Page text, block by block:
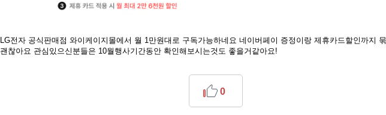
LG전자 공식판매점 와이케이지몰에서 월 1만원대로 구독가능하네요 네이버페이 증정이랑 제휴카드할인까지
괜찮아요 관심있으신분들은 10월행사기간동안 확인해보시는것도 좋을거같아요!
0